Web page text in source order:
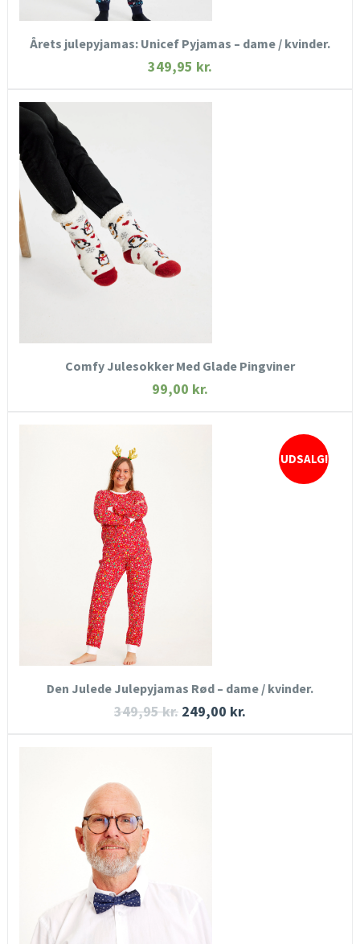
Årets julepyjamas: Unicef Pyjamas – dame / kvinder.
349,95 kr.
Comfy Julesokker Med Glade Pingviner
99,00 kr.
UDSALG!
Den Julede Julepyjamas Rød – dame / kvinder.
349,95kr. 249,00 kr.